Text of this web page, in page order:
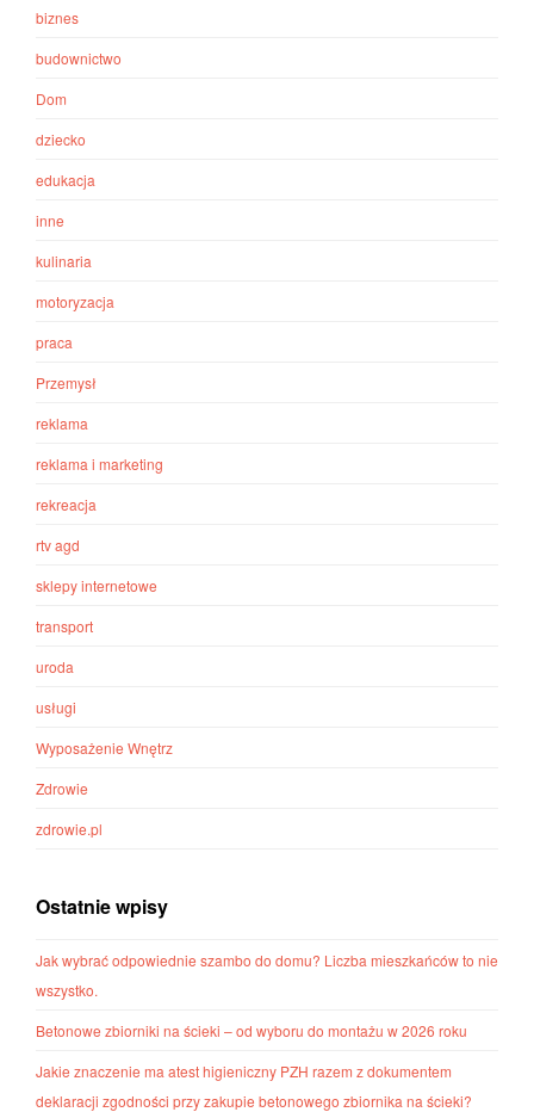
biznes
budownictwo
Dom
dziecko
edukacja
inne
kulinaria
motoryzacja
praca
Przemysł
reklama
reklama i marketing
rekreacja
rtv agd
sklepy internetowe
transport
uroda
usługi
Wyposażenie Wnętrz
Zdrowie
zdrowie.pl
Ostatnie wpisy
Jak wybrać odpowiednie szambo do domu? Liczba mieszkańców to nie
wszystko.
Betonowe zbiorniki na ścieki – od wyboru do montażu w 2026 roku
Jakie znaczenie ma atest higieniczny PZH razem z dokumentem
deklaracji zgodności przy zakupie betonowego zbiornika na ścieki?